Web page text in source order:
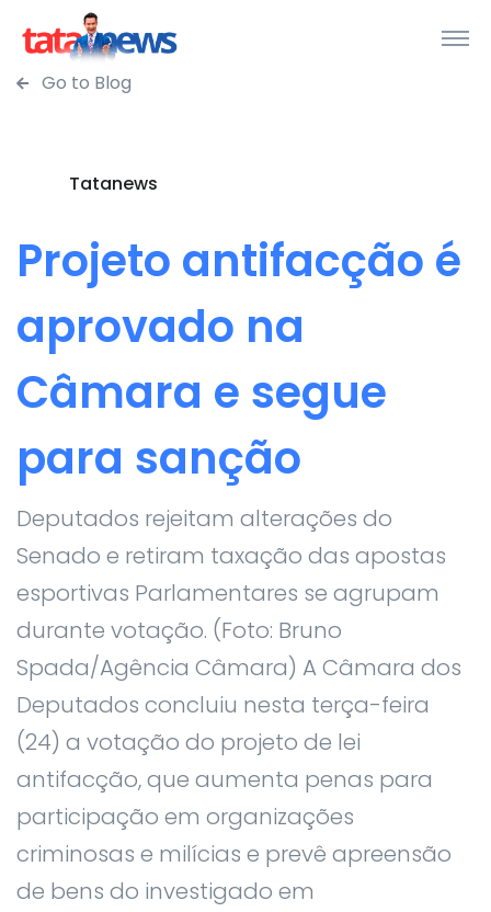
Go to Blog
Tatanews
Projeto antifacção é
aprovado na
Câmara e segue
para sanção
Deputados rejeitam alterações do
Senado e retiram taxação das apostas
esportivas Parlamentares se agrupam
durante votação. (Foto: Bruno
Spada/Agência Câmara) A Câmara dos
Deputados concluiu nesta terça-feira
(24) a votação do projeto de lei
antifacção, que aumenta penas para
participação em organizações
criminosas e milícias e prevê apreensão
de bens do investigado em